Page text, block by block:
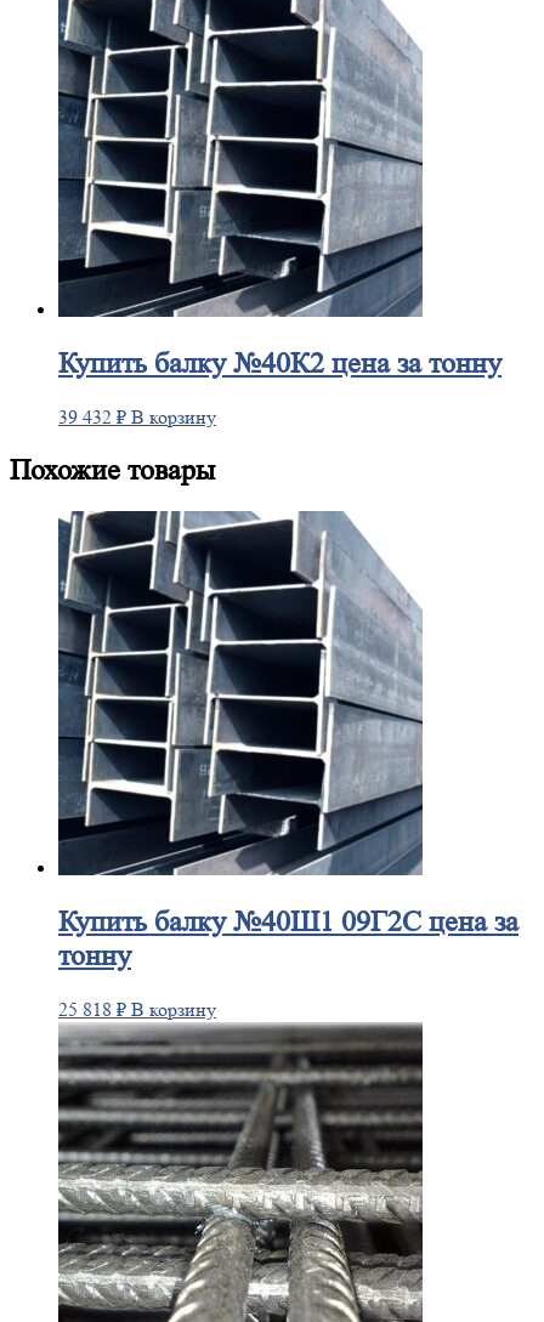
Купитьбалку №40К2 цена за тонну
39 432 ₽ В корзину
Похожие товары
Купитьбалку №40Ш1 09Г2С цена за
тонну
25 818 ₽ В корзину